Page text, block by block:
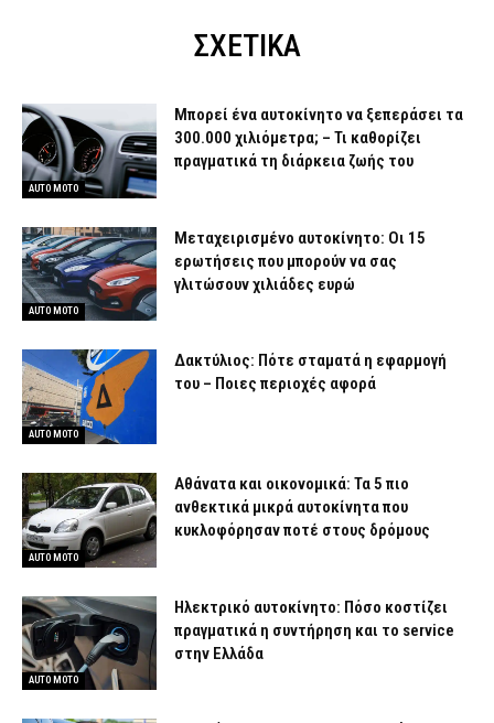
ΣΧΕΤΙΚΑ
AUTO MOTO
Μπορεί ένα αυτοκίνητο να ξεπεράσει τα
300.000 χιλιόμετρα; – Τι καθορίζει
πραγματικά τη διάρκεια ζωής του
AUTO MOTO
Μεταχειρισμένο αυτοκίνητο: Οι 15
ερωτήσεις που μπορούν να σας
γλιτώσουν χιλιάδες ευρώ
AUTO MOTO
Δακτύλιος: Πότε σταματά η εφαρμογή
του – Ποιες περιοχές αφορά
AUTO MOTO
Αθάνατα και οικονομικά: Τα 5 πιο
ανθεκτικά μικρά αυτοκίνητα που
κυκλοφόρησαν ποτέ στους δρόμους
AUTO MOTO
Ηλεκτρικό αυτοκίνητο: Πόσο κοστίζει
πραγματικά η συντήρηση και το service
στην Ελλάδα